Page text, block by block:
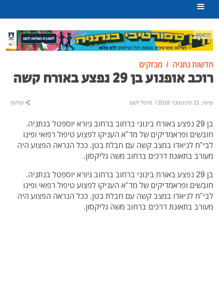
פרסומת
חדשות נתניה מבזקים
רוכב אופנוע בן 29 נפצע באורח קשה
שישי, 21 ספטמבר 2018 / מיטל לשם שיתוף
בן 29 נפצע באורח בינוני ברחוב ברחוב גיורא יוספטל בנתניה.
חובשים ופראמדיקים של מד"א העניקו לפצוע טיפול רפואי ופינו
לבי"ח לניאדו במצב קשה עם חבלת בטן. ככל הנראה הפצוע היה
מעורב בתאונת דרכים ברחוב משה גליקסון.
בן 29 נפצע באורח בינוני ברחוב ברחוב גיורא יוספטל בנתניה.
חובשים ופראמדיקים של מד"א העניקו לפצוע טיפול רפואי ופינו
לבי"ח לניאדו במצב קשה עם חבלת בטן. ככל הנראה הפצוע היה
מעורב בתאונת דרכים ברחוב משה גליקסון.